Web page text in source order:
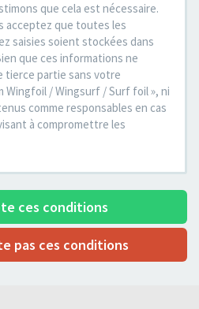
que cela est nécessaire.
acceptez que toutes les
saisies soient stockées dans
que ces informations ne
tierce partie sans votre
Wingfoil / Wingsurf / Surf foil », ni
comme responsables en cas
à compromettre les
ces conditions
pas ces conditions